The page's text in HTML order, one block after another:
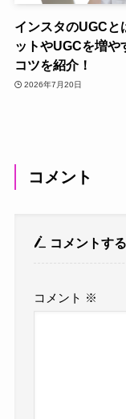
インスタのUGCと
ットやUGCを増や
コツを紹介！
2026年7月20日
コメント
コメントする
コメント ※